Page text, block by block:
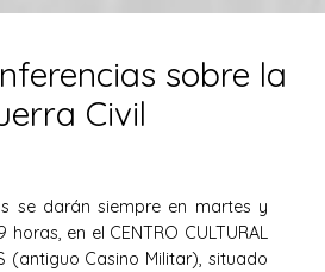
sobre la
Civil
se darán siempre en martes y
en el CENTRO CULTURAL
(antiguo Casino Militar), situado